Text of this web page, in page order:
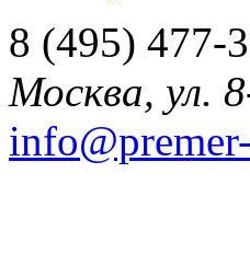
8 (495) 477-
Москва, ул.